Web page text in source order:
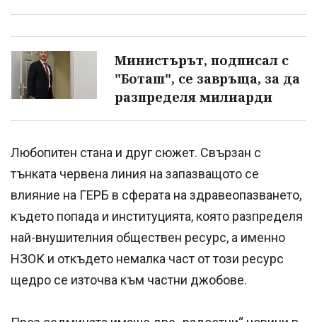
Министърът, подписал с
"Боташ", се завръща, за да
разпределя милиарди
Любопитен стана и друг сюжет. Свързан с
тънката червена линия на запазващото се
влияние на ГЕРБ в сферата на здравеопазването,
където попада и институцията, която разпределя
най-внушителния обществен ресурс, а именно
НЗОК и откъдето немалка част от този ресурс
щедро се източва към частни джобове.